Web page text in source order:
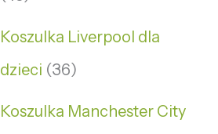
Koszulka Liverpool dla
dzieci 36
Koszulka Manchester City